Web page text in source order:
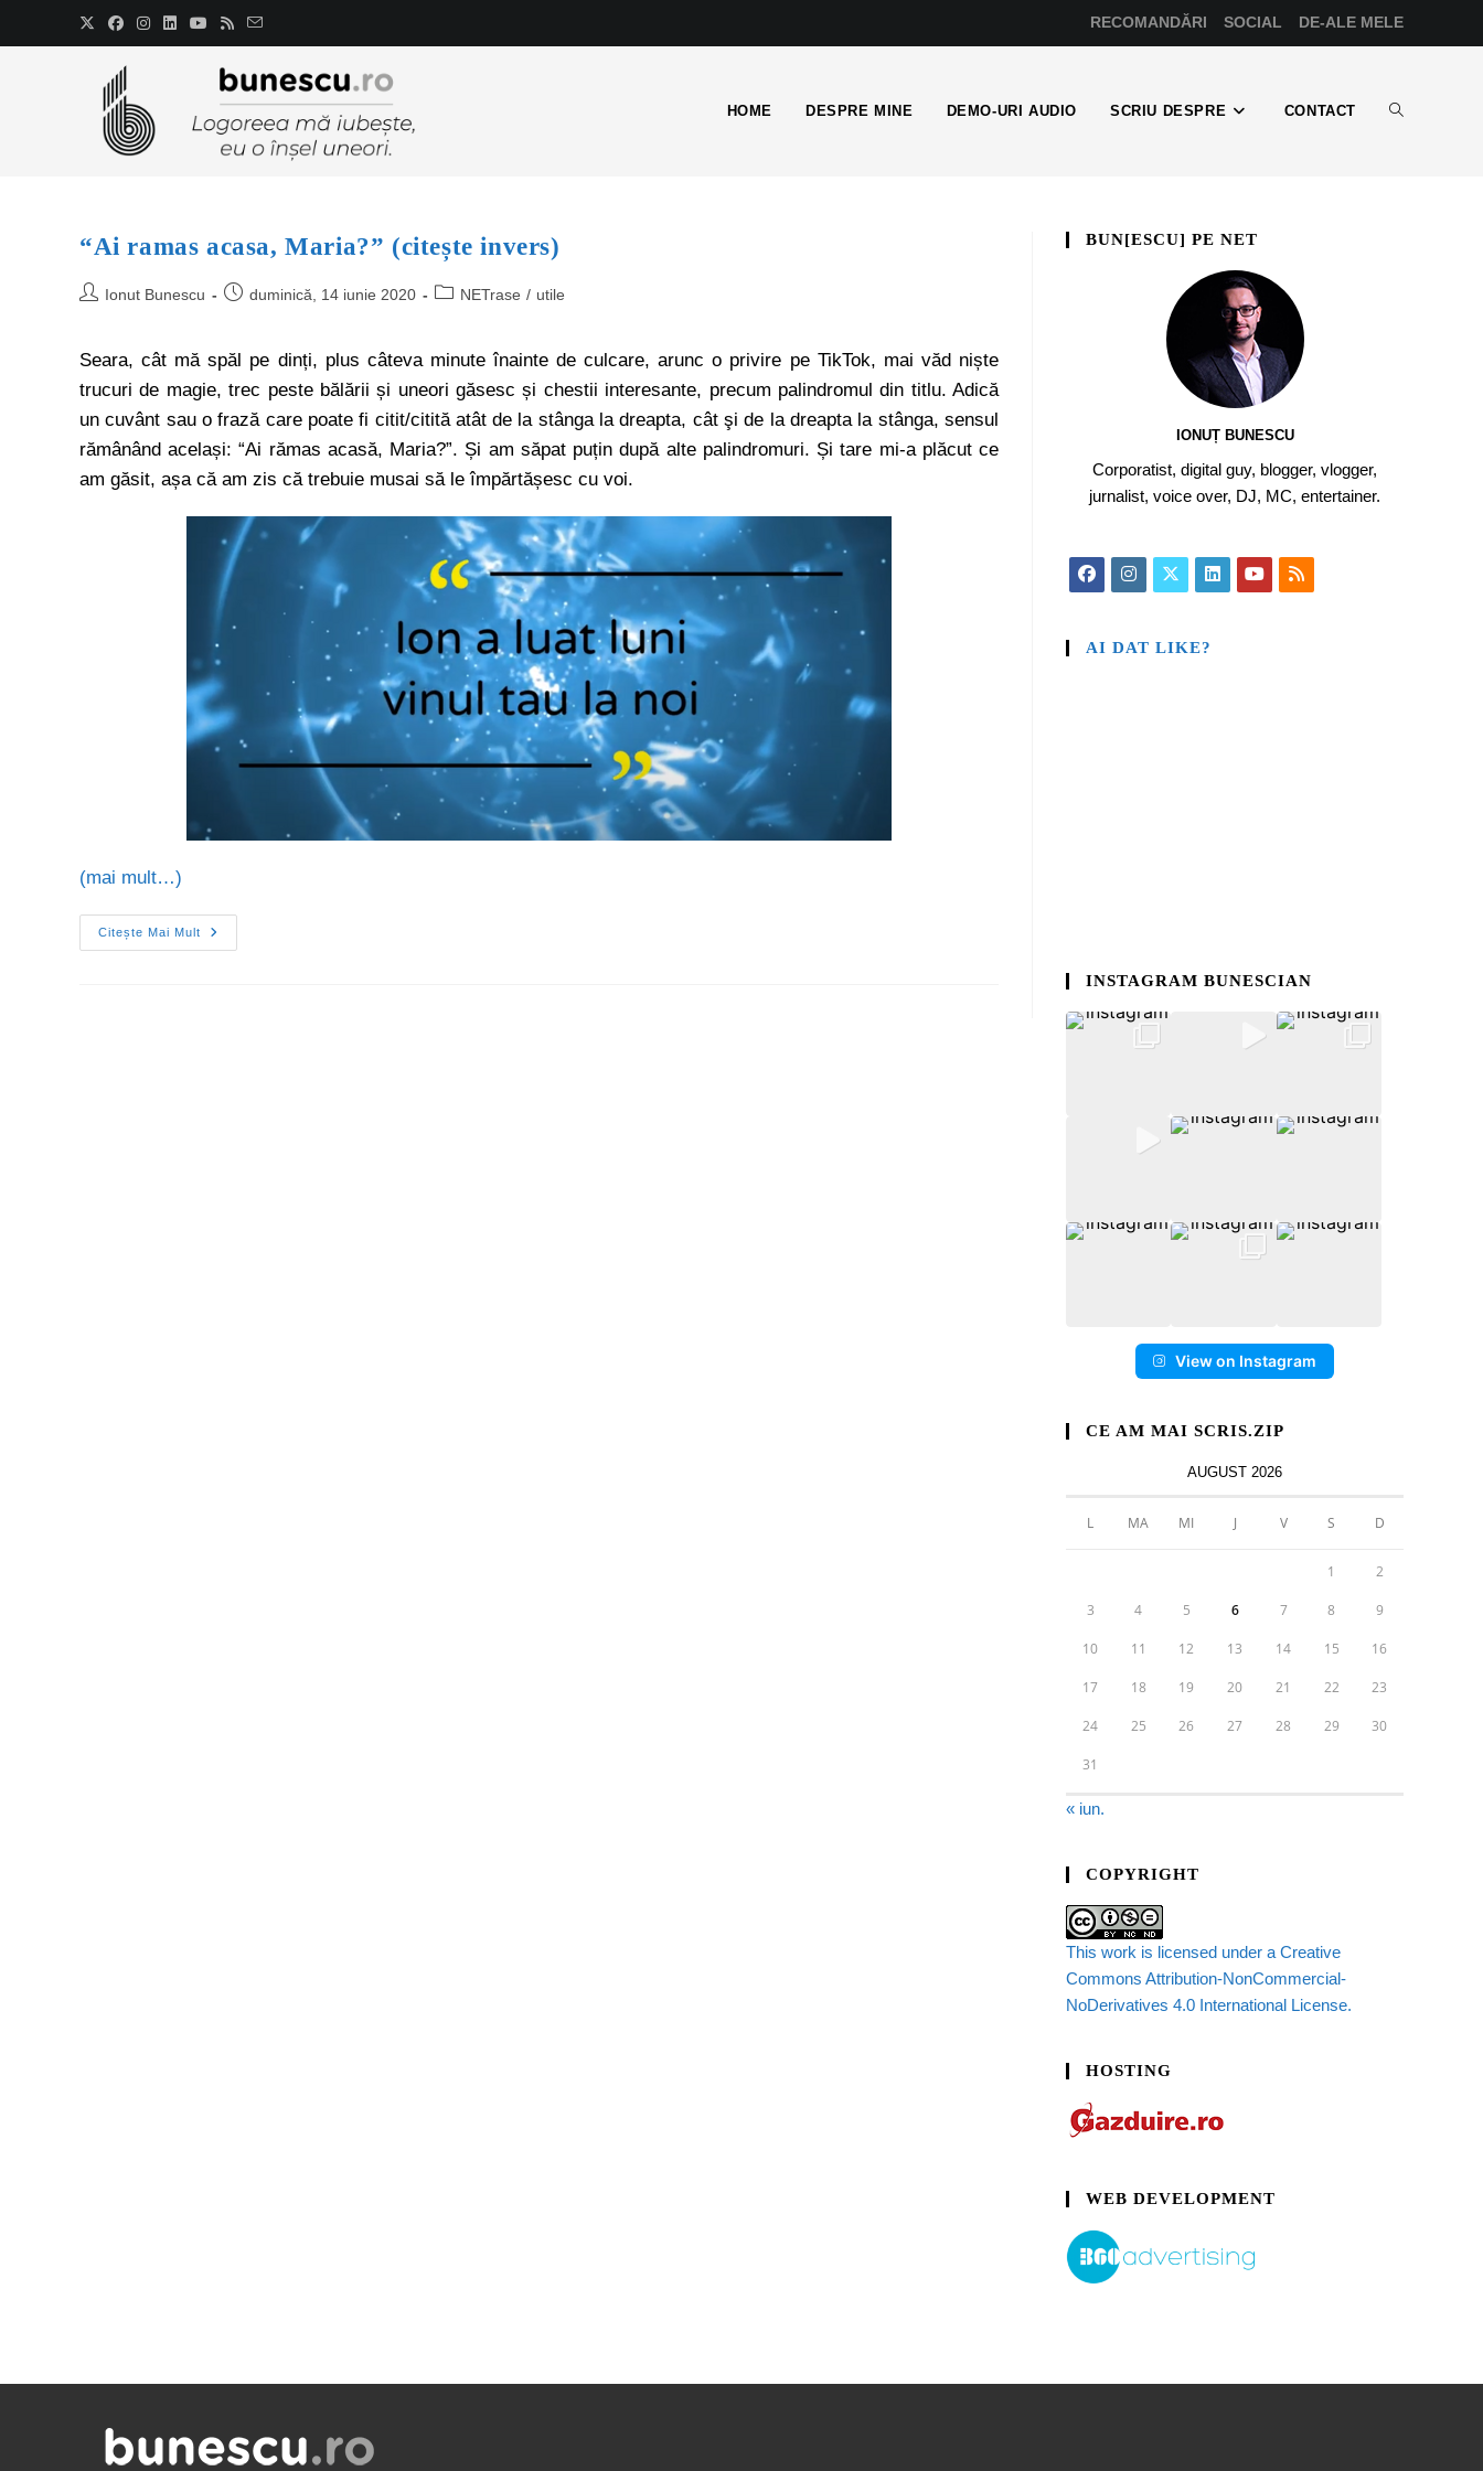
RECOMANDĂRI SOCIAL DE-ALE MELE
HOME DESPRE MINE DEMO-URI AUDIO SCRIU DESPRE CONTACT
“Ai ramas acasa, Maria?” (citește invers)
Ionut Bunescu duminică, 14 iunie 2020 NETrase / utile
Seara, cât mă spăl pe dinți, plus câteva minute înainte de culcare, arunc o privire pe TikTok, mai văd niște
trucuri de magie, trec peste bălării și uneori găsesc și chestii interesante, precum palindromul din titlu. Adică
un cuvânt sau o frază care poate fi citit/citită atât de la stânga la dreapta, cât şi de la dreapta la stânga, sensul
rămânând același: “Ai rămas acasă, Maria?”. Și am săpat puțin după alte palindromuri. Și tare mi-a plăcut ce
am găsit, așa că am zis că trebuie musai să le împărtășesc cu voi.
(mai mult…)
Citește Mai Mult
BUN[ESCU] PE NET
IONUȚ BUNESCU
Corporatist, digital guy, blogger, vlogger,
jurnalist, voice over, DJ, MC, entertainer.
AI DAT LIKE?
INSTAGRAM BUNESCIAN
View on Instagram
CE AM MAI SCRIS.ZIP
AUGUST 2026
L MA MI J V S D
1 2
3 4 5 6 7 8 9
10 11 12 13 14 15 16
17 18 19 20 21 22 23
24 25 26 27 28 29 30
31
« iun.
COPYRIGHT
This work is licensed under a Creative
Commons Attribution-NonCommercial-
NoDerivatives 4.0 International License.
HOSTING
WEB DEVELOPMENT